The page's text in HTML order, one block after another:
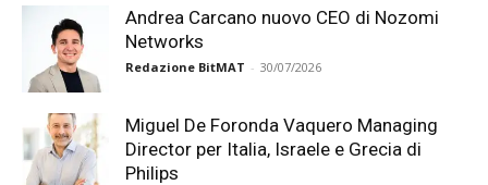
Andrea Carcano nuovo CEO di Nozomi
Networks
Redazione BitMAT - 30/07/2026
Miguel De Foronda Vaquero Managing
Director per Italia, Israele e Grecia di
Philips